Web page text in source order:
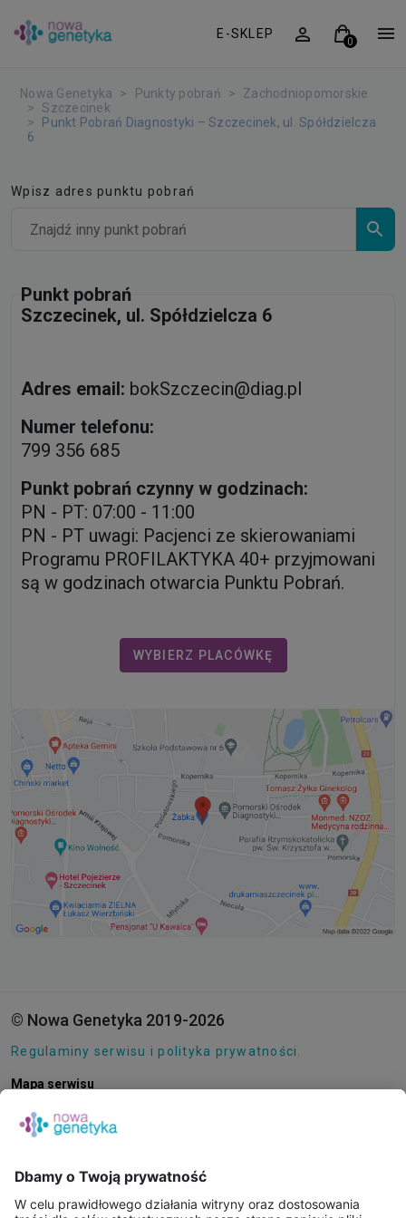
E-SKLEP
Nowa Genetyka Punkty pobrań
Zachodniopomorskie
Szczecinek
Punkt Pobrań Diagnostyki – Szczecinek, ul. Spółdzielcza
6
Wpisz adres punktu pobrań
Punkt pobrań
Szczecinek, ul. Spółdzielcza 6
Adres email: bokSzczecin@diag.pl
Numer telefonu:
799 356 685
Punkt pobrań czynny w godzinach:
PN - PT: 07:00 - 11:00
PN - PT uwagi: Pacjenci ze skierowaniami
Programu PROFILAKTYKA 40+ przyjmowani
są w godzinach otwarcia Punktu Pobrań.
WYBIERZ PLACÓWKĘ
© Nowa Genetyka 2019-2026
Regulaminy serwisu i polityka prywatności.
Mapa serwisu
E-SKLEP
PUNKTY POBRAŃ